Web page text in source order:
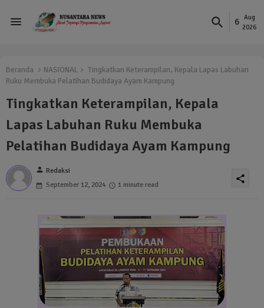
6
Aug
2026
Beranda NASIONAL
Tingkatkan Keterampilan, Kepala Lapas Labuhan
Ruku Membuka Pelatihan Budidaya Ayam Kampung
Tingkatkan Keterampilan, Kepala
Lapas Labuhan Ruku Membuka
Pelatihan Budidaya Ayam Kampung
person Redaksi
September 12, 2024
1 minute read
share